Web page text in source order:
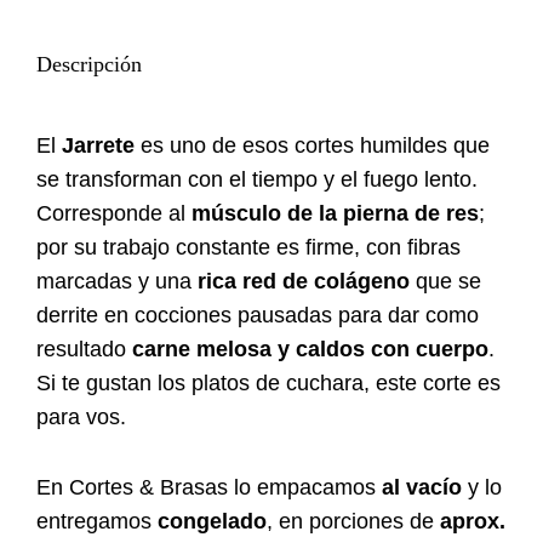
Descripción
El Jarrete es uno de esos cortes humildes que
se transforman con el tiempo y el fuego lento.
Corresponde al músculo de la pierna de res;
por su trabajo constante es firme, con fibras
marcadas y una rica red de colágeno que se
derrite en cocciones pausadas para dar como
resultado carne melosa y caldos con cuerpo.
Si te gustan los platos de cuchara, este corte es
para vos.
En Cortes & Brasas lo empacamos al vacío y lo
entregamos congelado, en porciones de aprox.